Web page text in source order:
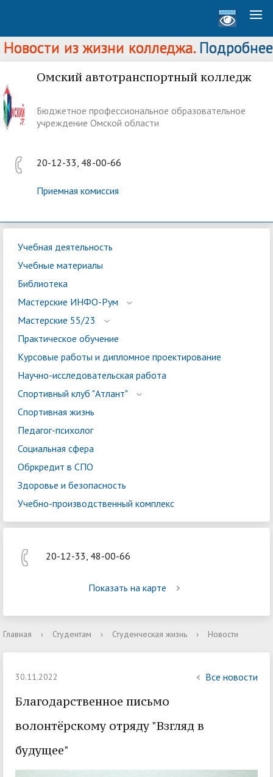
из жизни колледжа.
Омский автотранспортный колледж
Бюджетное профессиональное образовательное
учреждение Омской области
20-12-33, 48-00-66
Приемная комиссия
Учебная деятельность
Учебные материалы
Библиотека
Мастерские ИНФО-Рум
Мастерские 55/23
Практическое обучение
Курсовые работы и дипломное проектирование
Научно-исследовательская работа
Спортивный клуб "Атлант"
Спортивная жизнь
Педагог-психолог
Социальная сфера
Обркредит в СПО
Здоровье и безопасность
Учебно-производственный комплекс
20-12-33, 48-00-66
Показать на карте
Главная › Студентам › Студенческая жизнь › Новости
30.11.2022 Все новости
Благодарственное письмо
волонтёрскому отряду "Взгляд в
будущее"